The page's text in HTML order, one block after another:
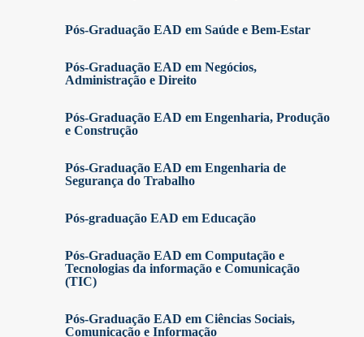
Pós-Graduação EAD em Saúde e Bem-Estar
Pós-Graduação EAD em Negócios,
Administração e Direito
Pós-Graduação EAD em Engenharia, Produção
e Construção
Pós-Graduação EAD em Engenharia de
Segurança do Trabalho
Pós-graduação EAD em Educação
Pós-Graduação EAD em Computação e
Tecnologias da informação e Comunicação
(TIC)
Pós-Graduação EAD em Ciências Sociais,
Comunicação e Informação